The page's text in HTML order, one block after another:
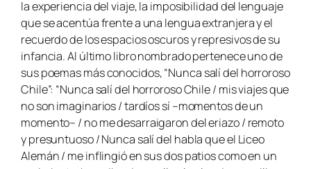
la experiencia del viaje, la imposibilidad del lenguaje
que se acentúa frente a una lengua extranjera y el
recuerdo de los espacios oscuros y represivos de su
infancia. Al último libro nombrado pertenece uno de
sus poemas más conocidos, “Nunca salí del horroroso
Chile”: “Nunca salí del horroroso Chile / mis viajes que
no son imaginarios / tardíos sí –momentos de un
momento– / no me desarraigaron del eriazo / remoto
y presuntuoso / Nunca salí del habla que el Liceo
Alemán / me inflingió en sus dos patios como en un